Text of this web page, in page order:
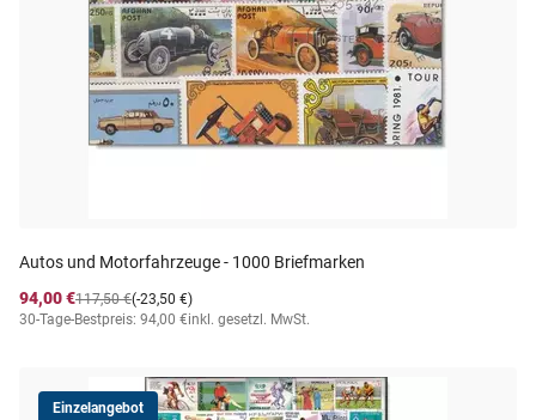
Autos und Motorfahrzeuge - 1000 Briefmarken
94,00 €
(-23,50 €)
117,50 €
30-Tage-Bestpreis: 94,00 €inkl. gesetzl. MwSt.
Einzelangebot